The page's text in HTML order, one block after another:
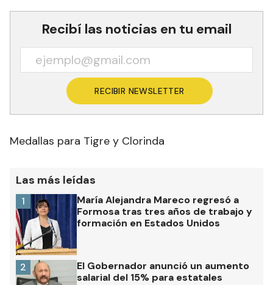
Recibí las noticias en tu email
RECIBIR NEWSLETTER
Medallas para Tigre y Clorinda
Las más leídas
María Alejandra Mareco regresó a
Formosa tras tres años de trabajo y
formación en Estados Unidos
1
El Gobernador anunció un aumento
salarial del 15% para estatales
2